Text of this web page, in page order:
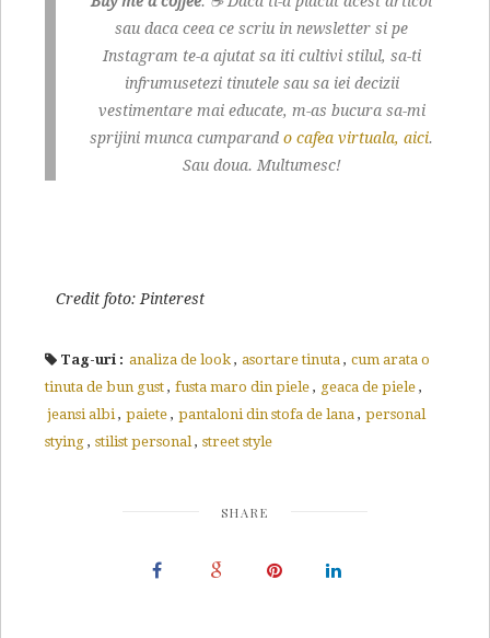
sau daca ceea ce scriu in newsletter si pe
Instagram te-a ajutat sa iti cultivi stilul, sa-ti
infrumusetezi tinutele sau sa iei decizii
vestimentare mai educate, m-as bucura sa-mi
sprijini munca cumparand o cafea virtuala, aici.
Sau doua. Multumesc!
Credit foto: Pinterest
Tag-uri : analiza de look , asortare tinuta , cum arata o
tinuta de bun gust , fusta maro din piele , geaca de piele ,
jeansi albi , paiete , pantaloni din stofa de lana , personal
stying , stilist personal , street style
SHARE